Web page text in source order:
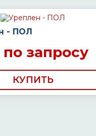
- ПОЛ
запросу
КУПИТЬ